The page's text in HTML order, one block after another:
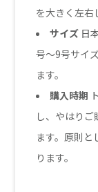
を大きく左右
サイズ 日
号～9号サイ
ます。
購入時期
し、やはり
ます。原則
ります。